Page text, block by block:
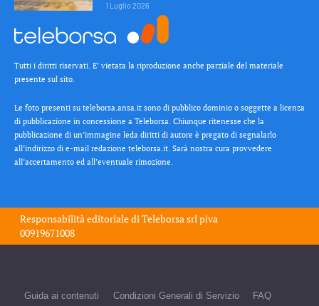
1 Luglio 2026
Tutti i diritti riservati. E’ vietata la riproduzione anche parziale del materiale
presente sul sito.
Le foto presenti su teleborsa.ansa.it sono di pubblico dominio o soggette a licenza
di pubblicazione in concessione a Teleborsa. Chiunque ritenesse che la
pubblicazione di un’immagine leda diritti di autore è pregato di segnalarlo
all’indirizzo di e-mail redazione teleborsa.it. Sarà nostra cura provvedere
all’accertamento ed all’eventuale rimozione.
Responsabilità editoriale diTeleborsa srlpiva
00919671008
Guida ai contenuti Condizioni Generali di Servizio
FAQ